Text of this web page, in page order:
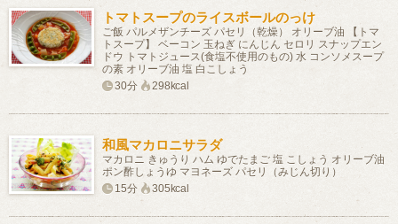
トマトスープのライスボールのっけ
ご飯 パルメザンチーズ パセリ（乾燥） オリーブ油 【トマ
トスープ】 ベーコン 玉ねぎ にんじん セロリ スナップエン
ドウ トマトジュース(食塩不使用のもの) 水 コンソメスープ
の素 オリーブ油 塩 白こしょう
30分
298kcal
和風マカロニサラダ
マカロニ きゅうり ハム ゆでたまご 塩 こしょう オリーブ油
ポン酢しょうゆ マヨネーズ パセリ（みじん切り）
15分
305kcal